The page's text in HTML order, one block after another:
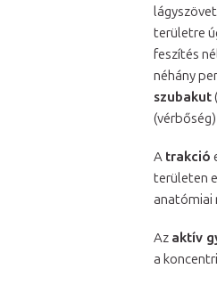
területre
feszítés
néhány
szubakut
A trakció
területen
anatómiai
Az aktív
a